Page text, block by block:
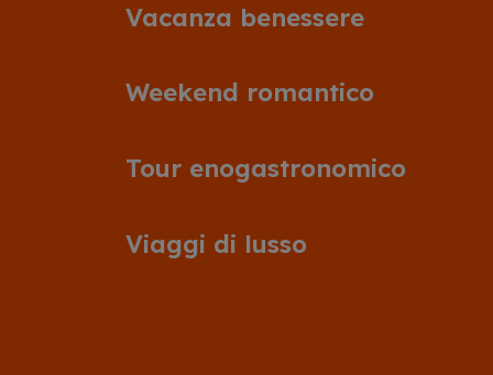
Vacanza benessere
Weekend romantico
Tour enogastronomico
Viaggi di lusso